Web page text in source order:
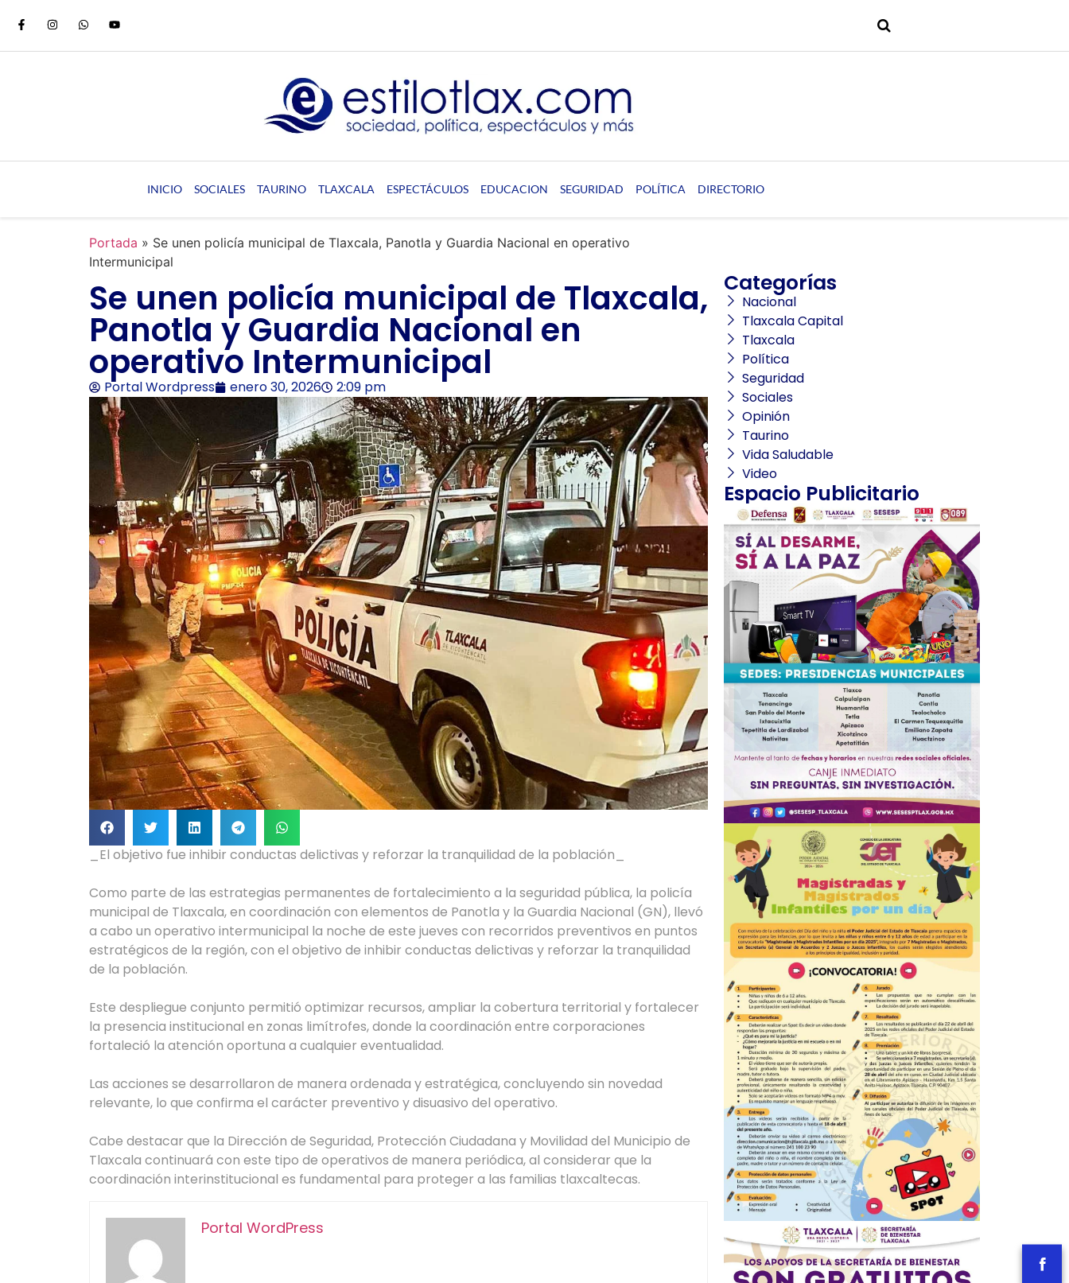
INICIO SOCIALES TAURINO TLAXCALA ESPECTÁCULOS EDUCACION SEGURIDAD POLÍTICA DIRECTORIO
Portada » Se unen policía municipal de Tlaxcala, Panotla y Guardia Nacional en operativo
Intermunicipal
Se unen policía municipal de Tlaxcala,
Panotla y Guardia Nacional en
operativo Intermunicipal
Portal Wordpress enero 30, 2026 2:09 pm
_El objetivo fue inhibir conductas delictivas y reforzar la tranquilidad de la población_
Como parte de las estrategias permanentes de fortalecimiento a la seguridad pública, la policía
municipal de Tlaxcala, en coordinación con elementos de Panotla y la Guardia Nacional (GN), llevó
a cabo un operativo intermunicipal la noche de este jueves con recorridos preventivos en puntos
estratégicos de la región, con el objetivo de inhibir conductas delictivas y reforzar la tranquilidad
de la población.
Este despliegue conjunto permitió optimizar recursos, ampliar la cobertura territorial y fortalecer
la presencia institucional en zonas limítrofes, donde la coordinación entre corporaciones
fortaleció la atención oportuna a cualquier eventualidad.
Las acciones se desarrollaron de manera ordenada y estratégica, concluyendo sin novedad
relevante, lo que confirma el carácter preventivo y disuasivo del operativo.
Cabe destacar que la Dirección de Seguridad, Protección Ciudadana y Movilidad del Municipio de
Tlaxcala continuará con este tipo de operativos de manera periódica, al considerar que la
coordinación interinstitucional es fundamental para proteger a las familias tlaxcaltecas.
Portal WordPress
Categorías
Nacional
Tlaxcala Capital
Tlaxcala
Política
Seguridad
Sociales
Opinión
Taurino
Vida Saludable
Video
Espacio Publicitario